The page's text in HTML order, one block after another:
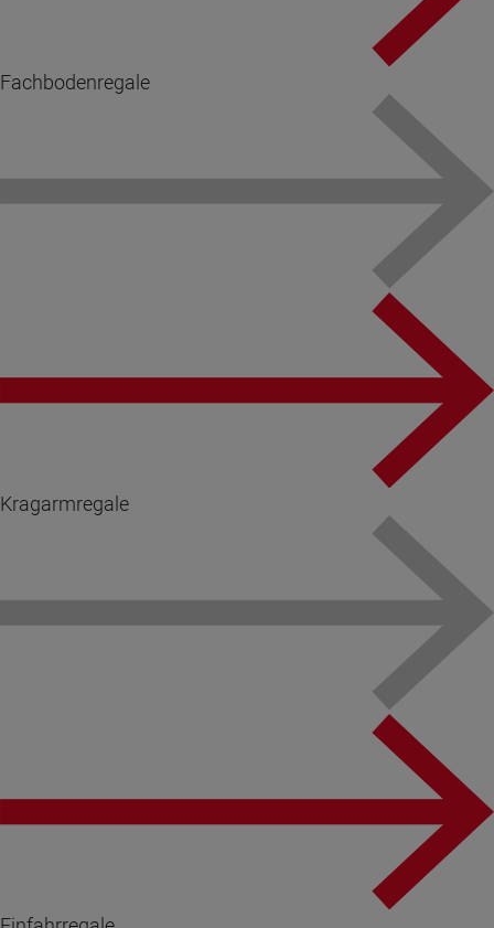
Fachbodenregale
Kragarmregale